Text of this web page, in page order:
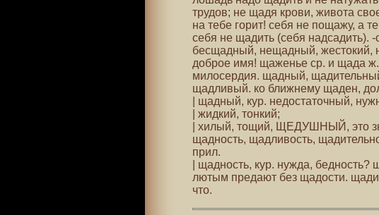
трудов; не щадя крови, живота
на тебе горит! себя не пощажу, а
себя не щадить (себя надсадить). -
бесщадный, нещадный, жестокий,
доброе имя! щаженье ср. и щада
милосердия. щадный,
щадливый. ко ближнему щаден,
| щадный, кур. недостаточный,
| жидкий, тонкий;
| хилый, тощий, ЩЕДУШНЫЙ, это
щадность, щадливость,
прил.
| щадность, кур. нужда,
лютым предают без щадости.
что.